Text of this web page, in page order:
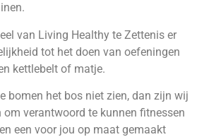
van Living Healthy te Zettenis er
tot het doen van oefeningen
kettlebelt of matje.
bomen het bos niet zien, dan zijn wij
om verantwoord te kunnen fitnessen
een voor jou op maat gemaakt